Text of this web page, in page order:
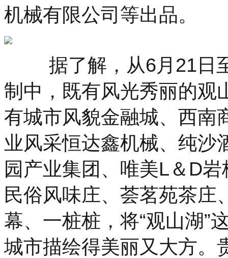
机械有限公司等出品。
据了解，从6月21日至
制中，既有风光秀丽的观
有城市风貌金融城、西南
业风采恒达鑫机械、纯沙
园产业集团、唯美L＆D
民俗风味庄、荟茗苑茶
幕、一桩桩，将“观山湖”
城市描绘得美丽又大方。